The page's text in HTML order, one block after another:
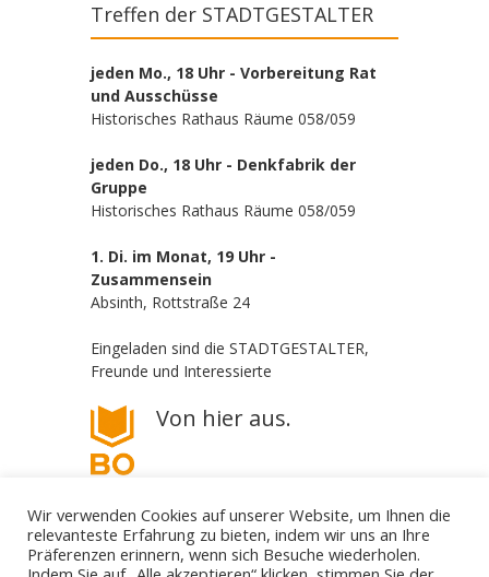
Treffen der STADTGESTALTER
jeden Mo., 18 Uhr - Vorbereitung Rat
und Ausschüsse
Historisches Rathaus Räume 058/059
jeden Do., 18 Uhr - Denkfabrik der
Gruppe
Historisches Rathaus Räume 058/059
1. Di. im Monat, 19 Uhr -
Zusammensein
Absinth, Rottstraße 24
Eingeladen sind die STADTGESTALTER,
Freunde und Interessierte
Von hier aus.
Wir verwenden Cookies auf unserer Website, um Ihnen die
relevanteste Erfahrung zu bieten, indem wir uns an Ihre
Präferenzen erinnern, wenn sich Besuche wiederholen.